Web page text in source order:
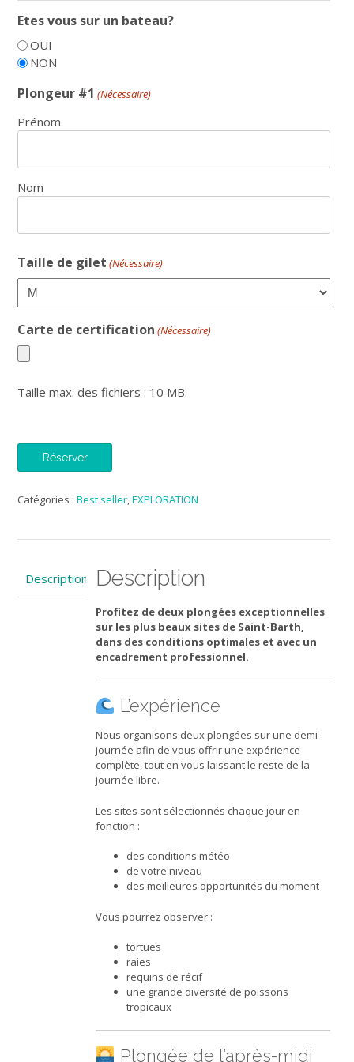
Etes vous sur un bateau?
OUI
NON
Plongeur #1 (Nécessaire)
Prénom
Nom
Taille de gilet (Nécessaire)
Carte de certification (Nécessaire)
Taille max. des fichiers : 10 MB.
Réserver
Catégories : Best seller,EXPLORATION
Description Description
Profitez de deux plongées exceptionnelles
sur les plus beaux sites de Saint-Barth,
dans des conditions optimales et avec un
encadrement professionnel.
L’expérience
Nous organisons deux plongées sur une demi-
journée afin de vous offrir une expérience
complète, tout en vous laissant le reste de la
journée libre.
Les sites sont sélectionnés chaque jour en
fonction :
des conditions météo
de votre niveau
des meilleures opportunités du moment
Vous pourrez observer :
tortues
raies
requins de récif
une grande diversité de poissons
tropicaux
Plongée de l’après-midi